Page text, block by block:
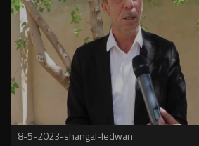
8-5-2023-shangal-ledwan